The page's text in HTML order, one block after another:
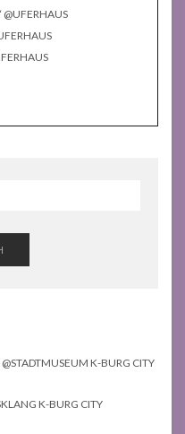
@UFERHAUS
K-BURG CITY
K-BURG CITY